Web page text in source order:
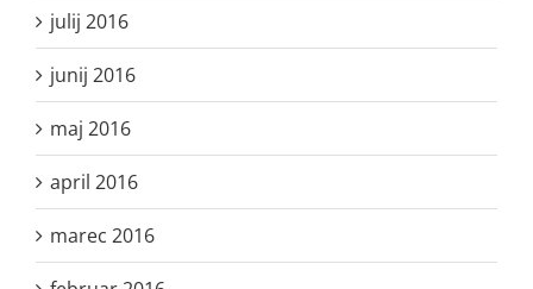
julij 2016
junij 2016
maj 2016
april 2016
marec 2016